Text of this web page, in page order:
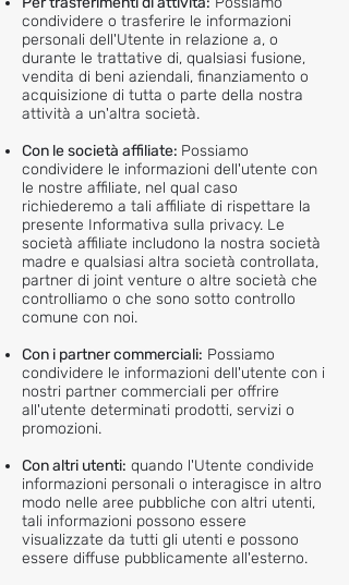
condividere o trasferire le informazioni
personali dell'Utente in relazione a, o
durante le trattative di, qualsiasi fusione,
vendita di beni aziendali, finanziamento o
acquisizione di tutta o parte della nostra
attività a un'altra società.
Con le società affiliate: Possiamo
condividere le informazioni dell'utente con
le nostre affiliate, nel qual caso
richiederemo a tali affiliate di rispettare la
presente Informativa sulla privacy. Le
società affiliate includono la nostra società
madre e qualsiasi altra società controllata,
partner di joint venture o altre società che
controlliamo o che sono sotto controllo
comune con noi.
Con i partner commerciali: Possiamo
condividere le informazioni dell'utente con i
nostri partner commerciali per offrire
all'utente determinati prodotti, servizi o
promozioni.
Con altri utenti: quando l'Utente condivide
informazioni personali o interagisce in altro
modo nelle aree pubbliche con altri utenti,
tali informazioni possono essere
visualizzate da tutti gli utenti e possono
essere diffuse pubblicamente all'esterno.